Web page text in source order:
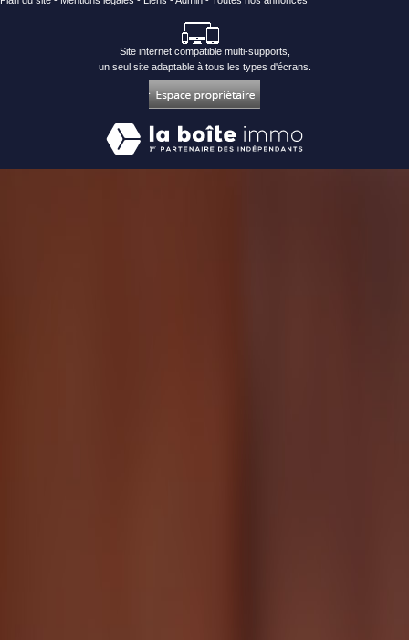
Site internet compatible multi-supports,
un seul site adaptable à tous les types d'écrans.